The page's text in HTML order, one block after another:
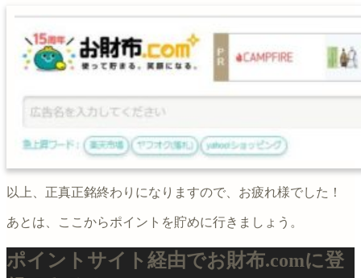
以上、正真正銘終わりになりますので、お疲れ様でした！
あとは、ここからポイントを貯めに行きましょう。
ポイントサイト経由でお財布.comに登